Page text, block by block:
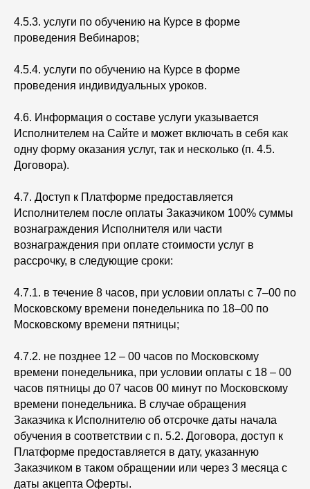
4.5.3. услуги по обучению на Курсе в форме
проведения Вебинаров;
4.5.4. услуги по обучению на Курсе в форме
проведения индивидуальных уроков.
4.6. Информация о составе услуги указывается
Исполнителем на Сайте и может включать в себя как
одну форму оказания услуг, так и несколько (п. 4.5.
Договора).
4.7. Доступ к Платформе предоставляется
Исполнителем после оплаты Заказчиком 100% суммы
вознаграждения Исполнителя или части
вознаграждения при оплате стоимости услуг в
рассрочку, в следующие сроки:
4.7.1. в течение 8 часов, при условии оплаты с 7–00 по
Московскому времени понедельника по 18–00 по
Московскому времени пятницы;
4.7.2. не позднее 12 – 00 часов по Московскому
времени понедельника, при условии оплаты с 18 – 00
часов пятницы до 07 часов 00 минут по Московскому
времени понедельника. В случае обращения
Заказчика к Исполнителю об отсрочке даты начала
обучения в соответствии с п. 5.2. Договора, доступ к
Платформе предоставляется в дату, указанную
Заказчиком в таком обращении или через 3 месяца с
даты акцепта Оферты.